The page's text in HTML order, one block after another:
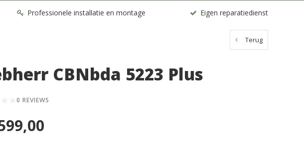
Professionele installatie en montage Eigen reparatiedienst
Terug
CBNbda 5223 Plus
0 REVIEWS